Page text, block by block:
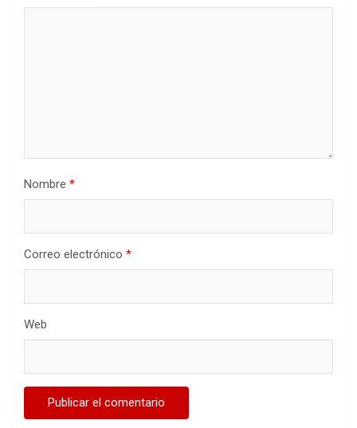
Nombre *
Correo electrónico *
Web